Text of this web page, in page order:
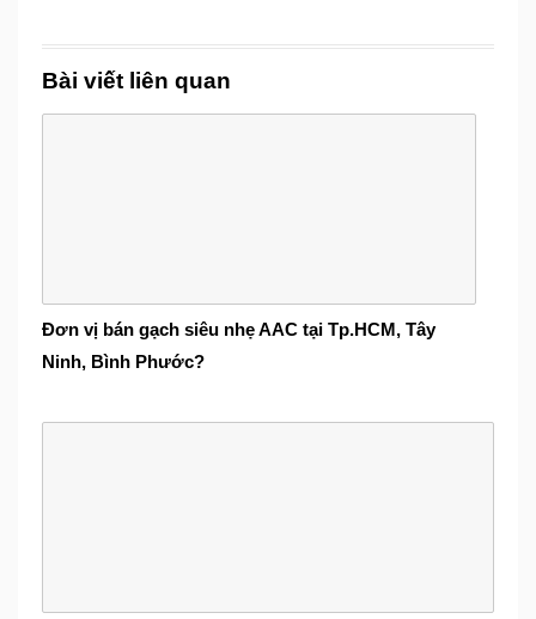
Bài viết liên quan
Đơn vị bán gạch siêu nhẹ AAC tại Tp.HCM, Tây
Ninh, Bình Phước?